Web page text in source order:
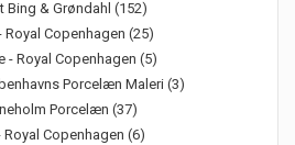
Bing & Grøndahl (152)
Royal Copenhagen (25)
- Royal Copenhagen (5)
Porcelæn Maleri (3)
Porcelæn (37)
Royal Copenhagen (6)